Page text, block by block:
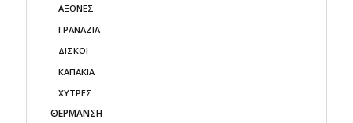
ΑΞΟΝΕΣ
ΓΡΑΝΑΖΙΑ
ΔΙΣΚΟΙ
ΚΑΠΑΚΙΑ
ΧΥΤΡΕΣ
ΘΕΡΜΑΝΣΗ